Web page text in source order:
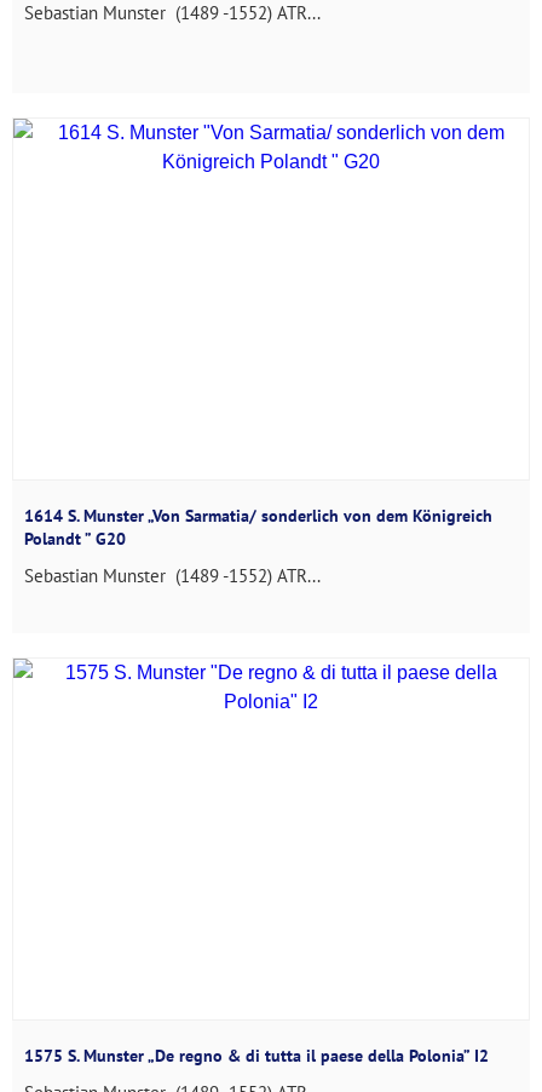
Sebastian Munster (1489 -1552) ATR...
1614 S. Munster „Von Sarmatia/ sonderlich von dem Königreich
Polandt ” G20
Sebastian Munster (1489 -1552) ATR...
1575 S. Munster „De regno & di tutta il paese della Polonia” I2